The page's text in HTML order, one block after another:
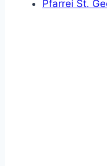
Pfarrei St.